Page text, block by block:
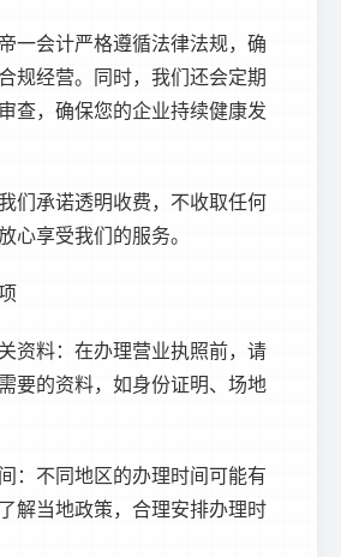
一会计严格遵循法律法规，确
规经营。同时，我们还会定期
查，确保您的企业持续健康发
们承诺透明收费，不收取任何
心享受我们的服务。
资料：在办理营业执照前，请
要的资料，如身份证明、场地
：不同地区的办理时间可能有
解当地政策，合理安排办理时